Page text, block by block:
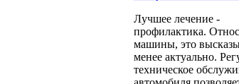
Лучшее лечение -
профилактика.
машины, это
менее актуально.
техническое